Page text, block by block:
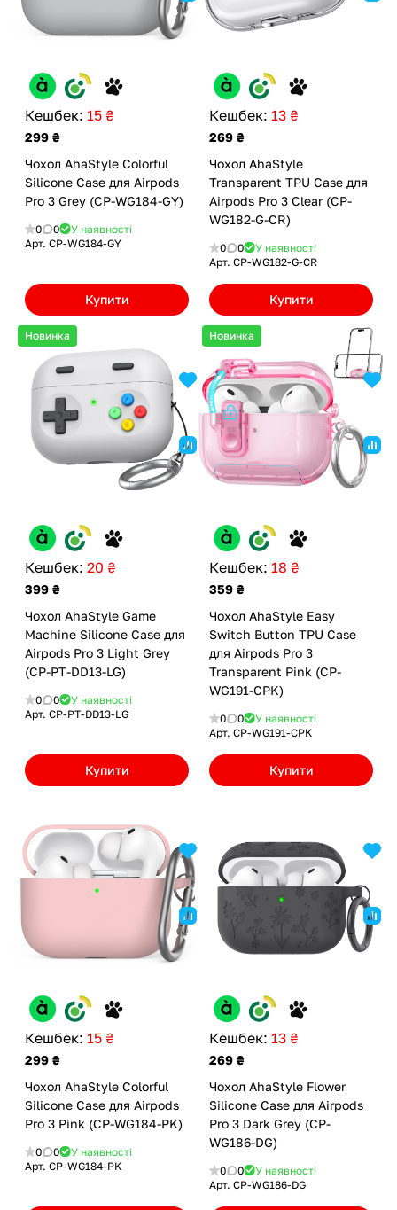
Кешбек: 15 ₴
299 ₴
Чохол AhaStyle Colorful
Silicone Case для Airpods
Pro 3 Grey (CP-WG184-GY)
0 0
У наявності
Арт. CP-WG184-GY
Купити
Кешбек: 13 ₴
269 ₴
Чохол AhaStyle
Transparent TPU Case для
Airpods Pro 3 Clear (CP-
WG182-G-CR)
0 0
У наявності
Арт. CP-WG182-G-CR
Купити
Новинка
Кешбек: 20 ₴
399 ₴
Чохол AhaStyle Game
Machine Silicone Case для
Airpods Pro 3 Light Grey
(CP-PT-DD13-LG)
0 0
У наявності
Арт. CP-PT-DD13-LG
Купити
Новинка
Кешбек: 18 ₴
359 ₴
Чохол AhaStyle Easy
Switch Button TPU Case
для Airpods Pro 3
Transparent Pink (CP-
WG191-CPK)
0 0
У наявності
Арт. CP-WG191-CPK
Купити
Кешбек: 15 ₴
299 ₴
Чохол AhaStyle Colorful
Silicone Case для Airpods
Pro 3 Pink (CP-WG184-PK)
0 0
У наявності
Арт. CP-WG184-PK
Кешбек: 13 ₴
269 ₴
Чохол AhaStyle Flower
Silicone Case для Airpods
Pro 3 Dark Grey (CP-
WG186-DG)
0 0
У наявності
Арт. CP-WG186-DG